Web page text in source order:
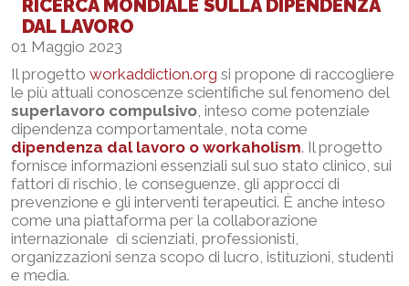
RICERCA MONDIALE SULLA DIPENDENZA
DAL LAVORO
01 Maggio 2023
Il progetto workaddiction.org si propone di raccogliere
le più attuali conoscenze scientifiche sul fenomeno del
superlavoro compulsivo, inteso come potenziale
dipendenza comportamentale, nota come
dipendenza dal lavoro o workaholism. Il progetto
fornisce informazioni essenziali sul suo stato clinico, sui
fattori di rischio, le conseguenze, gli approcci di
prevenzione e gli interventi terapeutici. È anche inteso
come una piattaforma per la collaborazione
internazionale di scienziati, professionisti,
organizzazioni senza scopo di lucro, istituzioni, studenti
e media.